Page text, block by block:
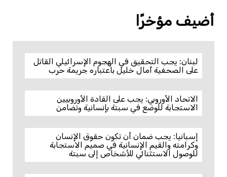
أضيف مؤخرًا
لبنان: يجب التحقيق في الهجوم الإسرائيلي القاتل
على الصحفية آمال خليل باعتباره جريمة حرب
الاتحاد الأوروبي: يجب على القادة الأوروبيين
الاستجابة للوضع في سبتة بإنسانية وتضامن
إسبانيا: يجب ضمان أن تكون حقوق الإنسان
وكرامته والقيم الإنسانية في صميم الاستجابة
للوصول الاستثنائي للأشخاص إلى سبتة